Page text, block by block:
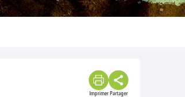
Imprimer Partager